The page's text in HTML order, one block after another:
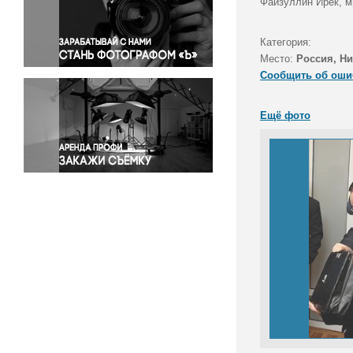
Правосудие
Происшествия и конфликты
Религия
Светская жизнь
Спорт
Экология
Экономика и бизнес
Категория:
Место: Россия,
Сообщить об
Ещё фото